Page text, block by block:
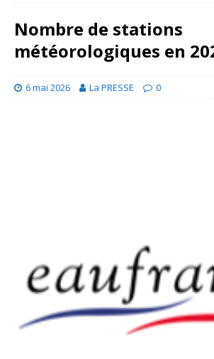
Nombre de stations
météorologiques en
6 mai 2026 La PRESSE 0